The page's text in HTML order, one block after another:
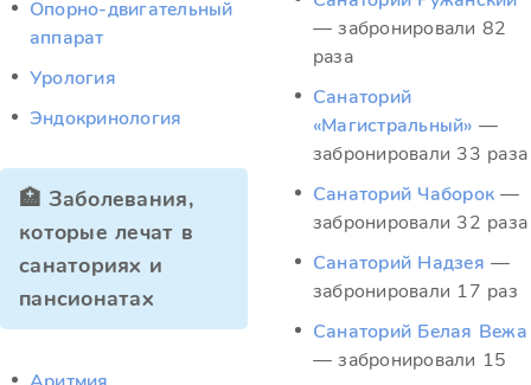
Опорно-двигательный
аппарат
Урология
Эндокринология
🏥 Заболевания,
которые лечат в
санаториях и
пансионатах
— забронировали 82
раза
Санаторий
«Магистральный» —
забронировали 33 раза
Санаторий Чаборок —
забронировали 32 раза
Санаторий Надзея —
забронировали 17 раз
Санаторий Белая Вежа
— забронировали 15